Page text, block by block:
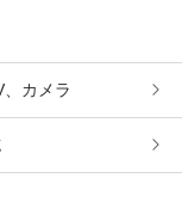
、カメラ